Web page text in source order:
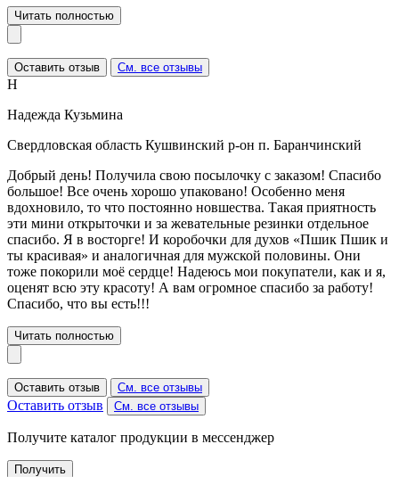
Читать полностью
Оставить отзыв См. все отзывы
Н
Надежда Кузьмина
Свердловская область Кушвинский р-он п. Баранчинский
Добрый день! Получила свою посылочку с заказом! Спасибо
большое! Все очень хорошо упаковано! Особенно меня
вдохновило, то что постоянно новшества. Такая приятность
эти мини открыточки и за жевательные резинки отдельное
спасибо. Я в восторге! И коробочки для духов «Пшик Пшик и
ты красивая» и аналогичная для мужской половины. Они
тоже покорили моё сердце! Надеюсь мои покупатели, как и я,
оценят всю эту красоту! А вам огромное спасибо за работу!
Спасибо, что вы есть!!!
Читать полностью
Оставить отзыв См. все отзывы
Оставить отзыв См. все отзывы
Получите каталог продукции в мессенджер
Получить